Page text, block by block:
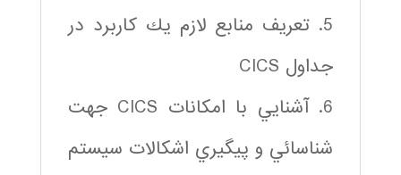
5. تعريف منابع لازم يك كاربرد در
جداول CICS
6. آشنايي با امكانات CICS جهت
شناسائي و پيگيري اشكالات سيستم